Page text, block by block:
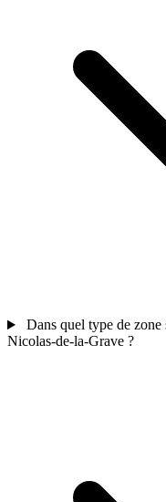
Dans quel type de
Nicolas-de-la-Grave ?